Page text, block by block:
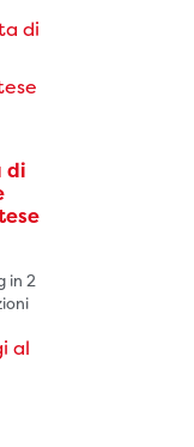
di
in 2
al